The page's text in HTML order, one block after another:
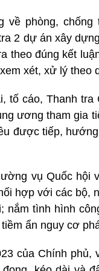
phòng,
2 dự án xây
theo đúng kết
xét, xử lý theo
tố cáo, Thanh
ương tham gia
được tiếp,
vụ Quốc hội
hợp với các bộ,
tình hình
ẩn nguy cơ
của Chính